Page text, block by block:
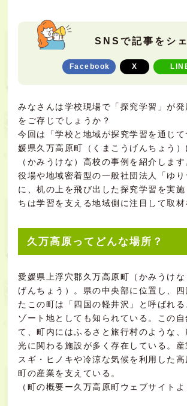
SNSで記事をシ
Facebook X
みなさんは学校現場で「探究学習」が
をご存じでしょうか？
今回は「学校と地域が探究学習を通じ
媛県久万高原町（くまこうげんちょう
（かみうけな）高校の事例を紹介しま
役場や地域密着型の一般社団法人「ゆり
に、机の上を飛び出した探究学習を実
ちは学習を支える地域側に注目して取材
久万高原ってどんな場所？
愛媛県上浮穴郡久万高原町（かみうけな
げんちょう）。県の中央部に位置し、
たこの町は「四国の軽井沢」と呼ばれる
ゾート地としても知られている。この自
て、町内にはふるさと旅行村のような、
光に関わる施設が多く存在している。産
スギ・ヒノキや冷涼な気候を利用した
町の産業を支えている。
（ 町の概要ー久万高原町ウェブサイト よ